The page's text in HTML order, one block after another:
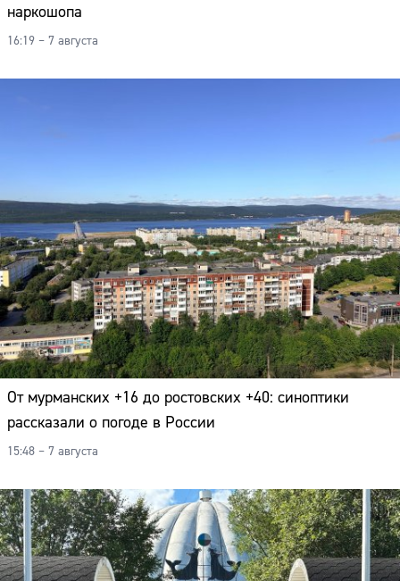
наркошопа
16:19 – 7 августа
От мурманских +16 до ростовских +40: синоптики
рассказали о погоде в России
15:48 – 7 августа